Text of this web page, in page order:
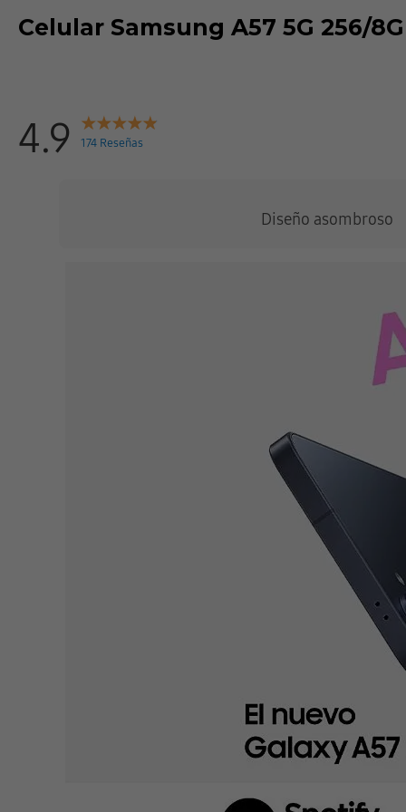
Celular Samsung A57 5G 256/
4.9 174 Reseñas
Diseño asombroso